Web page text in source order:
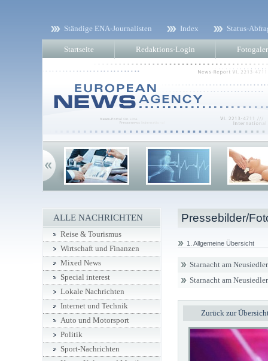
Ständige ENA-Journalisten Index Status-
Startseite Redaktions-Login
Pressebilder/
1. Allgemeine Übersicht
Starnacht am
Starnacht am
Zurück zur
ALLE NACHRICHTEN
Reise & Tourismus
Wirtschaft und Finanzen
Mixed News
Special interest
Lokale Nachrichten
Internet und Technik
Auto und Motorsport
Politik
Sport-Nachrichten